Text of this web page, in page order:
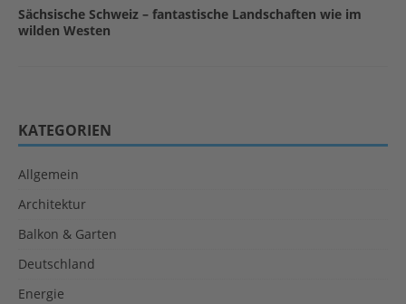
Sächsische Schweiz – fantastische Landschaften wie im
wilden Westen
KATEGORIEN
Allgemein
Architektur
Balkon & Garten
Deutschland
Energie